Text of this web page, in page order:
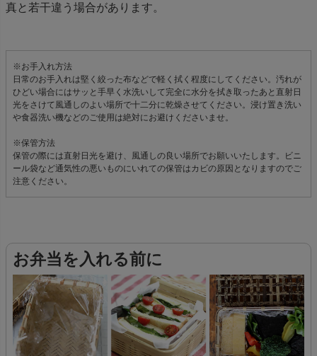
真と若干違う場合があります。
※お手入れ方法
日常のお手入れは堅く絞った布などで軽く拭く程度にしてください。汚れが
ひどい場合にはサッと手早く水洗いして完全に水分を拭き取ったあと直射日
光をさけて風通しのよい場所で十二分に乾燥させてください。浸け置き洗い
や食器洗い機などのご使用は絶対にお避けくださいませ。
※保管方法
保管の際には直射日光を避け、風通しの良い場所でお願いいたします。ビニ
ール袋など通気性の悪いものにいれての保管はカビの原因となりますのでご
注意ください。
お弁当を入れる前に